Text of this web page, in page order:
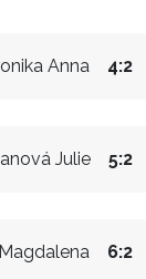
Anna 4:2
Julie 5:2
6:2